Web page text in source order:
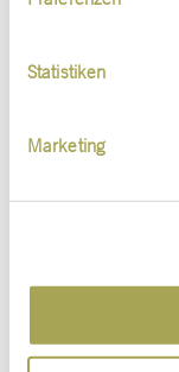
Statistiken
Marketing